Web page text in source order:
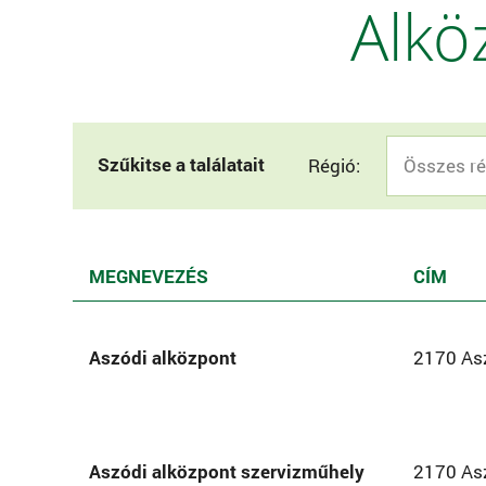
Szűkitse a találatait Régió:
MEGNEVEZÉS CÍM
Aszódi alközpont 2170
Aszódi alközpont szervizműhely 2170